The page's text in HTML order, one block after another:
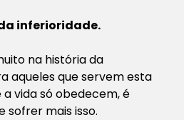
inferioridade.
na história da
aqueles que servem esta
vida só obedecem, é
sofrer mais isso.